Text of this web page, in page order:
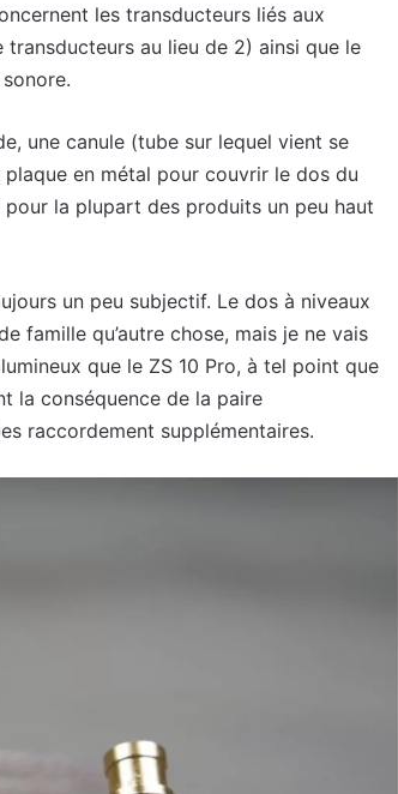
les transducteurs liés aux
au lieu de 2) ainsi que le
une canule (tube sur lequel vient se
en métal pour couvrir le dos du
la plupart des produits un peu haut
un peu subjectif. Le dos à niveaux
famille qu’autre chose, mais je ne vais
que le ZS 10 Pro, à tel point que
la conséquence de la paire
raccordement supplémentaires.